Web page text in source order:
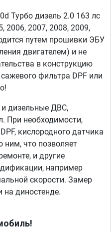
Турбо дизель 2.0 163 лс
2006, 2007, 2008, 2009,
путем прошивки ЭБУ
двигателем) и не
в конструкцию
фильтра DPF или
дизельные ДВС,
При необходимости,
кислородного датчика
ним, что позволяет
и другие
например
скорости. Замер
на диностенде.